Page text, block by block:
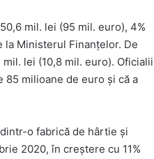
mil. lei (95 mil. euro), 4%
la Ministerul Finanţelor. De
lei (10,8 mil. euro). Oficialii
85 milioane de euro şi că a
o fabrică de hârtie şi
2020, în creştere cu 11%